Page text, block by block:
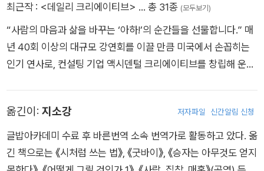
최근작 : <데일리 크리에이티브> … 총 31종 (모두보기)
“사람의 마음과 삶을 바꾸는 ‘아하!’의 순간들을 선물합니다.” 매
년 40회 이상의 대규모 강연회를 이끌 만큼 미국에서 손꼽히는
인기 연사로, 컨설팅 기업 액시덴털 크리에이티브를 창립해 운영
최대치를 발휘하도록 돕고 있다. 2005년 시작해 누적 다운로드
1200만 회를 돌파한 팟캐스트 ‘더 액시덴털 크리에이티브(The
Accidental Creative)’에서 최고의 사상가, 리더, 아티스트를 인
터뷰하며 꾸준한 인기를 구가하고 있다. 창의성, 생산성, 동기부
옮긴이: 지소강 저자파일 신간알림 신청
글밥아카데미 수료 후 바른번역 소속 번역가로 활동하고 았다. 옮
긴 책으로는 《시처럼 쓰는 법》, 《굿바이》, 《승자는 아무것도 얻지